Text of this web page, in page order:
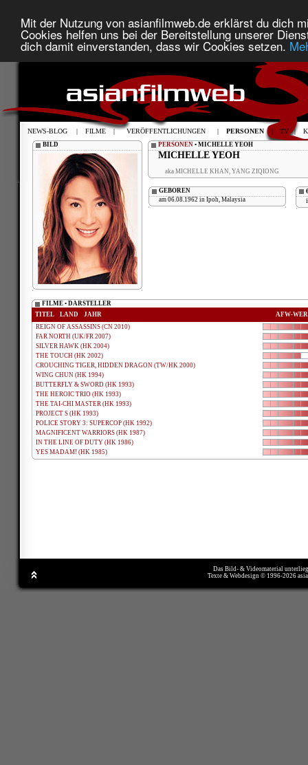
Mit der Nutzung von asianfilmweb.de erklärst du dich
Cookies helfen uns bei der Bereitstellung unserer
dich damit einverstanden, dass wir Cookies setzen.
NEWS-BLOG | FILME | VERÖFFENTLICHUNGEN | PERSONEN | TV |
BILD PERSONEN • MICHELLE YEOH
MICHELLE YEOH
aka MICHELLE KHAN, YANG ZIQIONG
GEBOREN
am 06.08.1962 in Ipoh, Malaysia
FILME • DARSTELLER
TITEL
LAND JAHR
AFW-
REIGN OF ASSASSINS (CN 2010)
FAR NORTH (UK/FR 2007)
SILVER HAWK (HK 2004)
THE TOUCH (HK 2002)
CROUCHING TIGER, HIDDEN DRAGON (TW/HK 2000)
WING CHUN (HK 1994)
BUTTERFLY & SWORD (HK 1993)
THE HEROIC TRIO (HK 1993)
THE TAI-CHI MASTER (HK 1993)
PROJECT S (HK 1993)
POLICE STORY 3: SUPERCOP (HK 1992)
MAGNIFICENT WARRIORS (HK 1987)
IN THE LINE OF DUTY (HK 1986)
YES MADAM! (HK 1985)
Das Bild- & Videomaterial
Texte & Webdesign © 1996-2026